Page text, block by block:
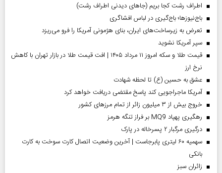
اطراف رشت کجا بریم (جاهای دیدنی اطراف رشت)
باج‌نیوزها؛ باج‌گیری در لباس افشاگری
تعرض به زیرساخت‌های ایران، بنای هژمونی آمریکا را فرو می‌ریزد
سپر آمریکا نشوید
قیمت طلا و سکه امروز ۱۱ مرداد ۱۴۰۵ | افت قیمت طلا در بازار تهران با کاهش
نرخ ارز
عشق به حسین (ع) تا لحظه شهادت
آمریکا ماجراجویی کند پاسخ مقتضی دریافت خواهد کرد
خروج بیش از ۳ میلیون زائر از تمام مرز‌های کشور
رهگیری پهپاد MQ9 بر فراز تنگه هرمز
درگیری مرگبار ۲ پسرخاله در پارک
سهمیه ۶۰ لیتری پابرجاست | آخرین وضعیت اتصال کارت سوخت به کارت
بانکی
‌زائران سبز